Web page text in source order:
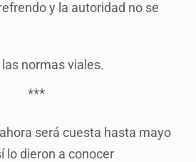
y la autoridad no se
normas viales.
***
será cuesta hasta mayo
lo dieron a conocer